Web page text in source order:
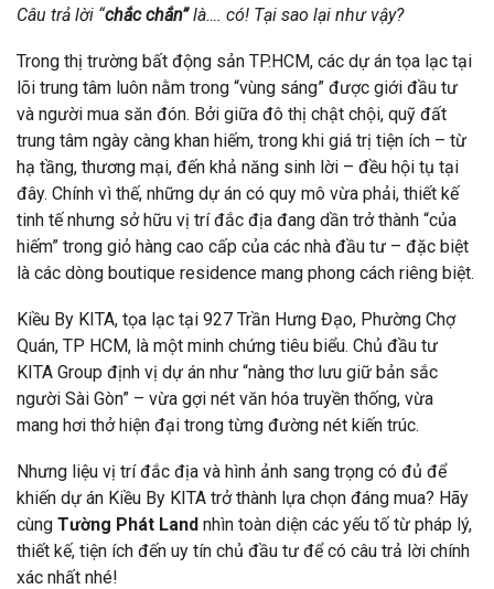
Câu trả lời “chắc chắn”là…. có! Tại sao lại như vậy?
Trong thị trường bất động sản TP.HCM, các dự án tọa lạc tại
lõi trung tâm luôn nằm trong “vùng sáng” được giới đầu tư
và người mua săn đón. Bởi giữa đô thị chật chội, quỹ đất
trung tâm ngày càng khan hiếm, trong khi giá trị tiện ích – từ
hạ tầng, thương mại, đến khả năng sinh lời – đều hội tụ tại
đây. Chính vì thế, những dự án có quy mô vừa phải, thiết kế
tinh tế nhưng sở hữu vị trí đắc địa đang dần trở thành “của
hiếm” trong giỏ hàng cao cấp của các nhà đầu tư – đặc biệt
là các dòng boutique residence mang phong cách riêng biệt.
Kiều By KITA, tọa lạc tại 927 Trần Hưng Đạo, Phường Chợ
Quán, TP HCM, là một minh chứng tiêu biểu. Chủ đầu tư
KITA Group định vị dự án như “nàng thơ lưu giữ bản sắc
người Sài Gòn” – vừa gợi nét văn hóa truyền thống, vừa
mang hơi thở hiện đại trong từng đường nét kiến trúc.
Nhưng liệu vị trí đắc địa và hình ảnh sang trọng có đủ để
khiến dự án Kiều By KITA trở thành lựa chọn đáng mua? Hãy
cùng Tường Phát Land nhìn toàn diện các yếu tố từ pháp lý,
thiết kế, tiện ích đến uy tín chủ đầu tư để có câu trả lời chính
xác nhất nhé!